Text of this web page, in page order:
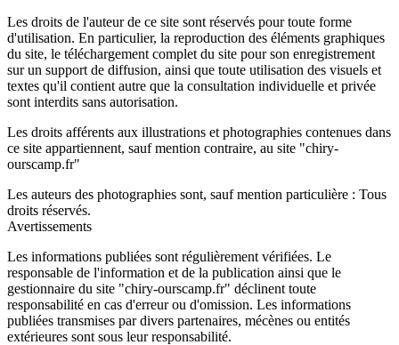
Les droits de l'auteur de ce site sont réservés pour toute forme
d'utilisation. En particulier, la reproduction des éléments graphiques
du site, le téléchargement complet du site pour son enregistrement
sur un support de diffusion, ainsi que toute utilisation des visuels et
textes qu'il contient autre que la consultation individuelle et privée
sont interdits sans autorisation.
Les droits afférents aux illustrations et photographies contenues dans
ce site appartiennent, sauf mention contraire, au site "chiry-
ourscamp.fr"
Les auteurs des photographies sont, sauf mention particulière : Tous
droits réservés.
Avertissements
Les informations publiées sont régulièrement vérifiées. Le
responsable de l'information et de la publication ainsi que le
gestionnaire du site "chiry-ourscamp.fr" déclinent toute
responsabilité en cas d'erreur ou d'omission. Les informations
publiées transmises par divers partenaires, mécènes ou entités
extérieures sont sous leur responsabilité.